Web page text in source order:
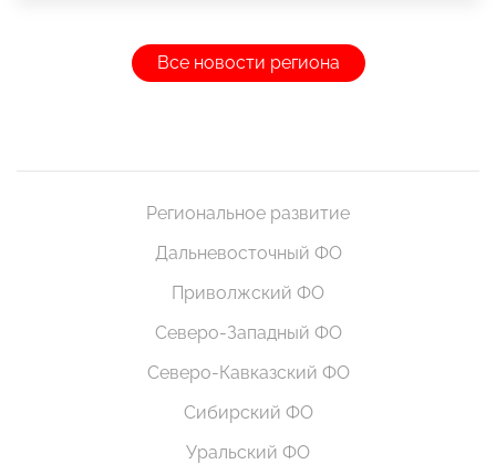
Все новости региона
Региональное развитие
Дальневосточный ФО
Приволжский ФО
Северо-Западный ФО
Северо-Кавказский ФО
Сибирский ФО
Уральский ФО